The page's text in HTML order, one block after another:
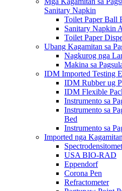
Sanitary Napkin
Toilet Paper Ball
Sanitary Napkin
Toilet Paper
Ubang Kagamitan sa
Nagkurog nga
Makina sa
IDM Imported Testing
IDM Rubber ug
IDM Flexible
Instrumento sa
Instrumento sa
Bed
Instrumento sa
Imported nga
USA BIO-RAD
Eppendorf
Corona Pen
Refractometer